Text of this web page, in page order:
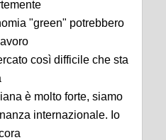
"green" potrebbero
così difficile che sta
è molto forte, siamo
internazionale. Io